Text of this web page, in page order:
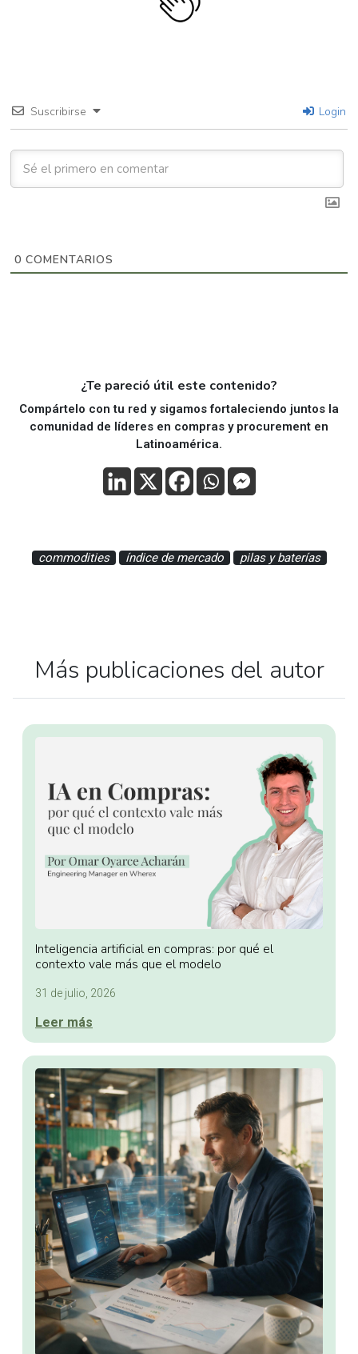
Suscribirse Login
0 COMENTARIOS
¿Te pareció útil este contenido?
Compártelo con tu red y sigamos fortaleciendo juntos la
comunidad de líderes en compras y procurement en
Latinoamérica.
commodities índice de mercado pilas y baterías
Más publicaciones del autor
Inteligencia artificial en compras: por qué el
contexto vale más que el modelo
31 de julio, 2026
Leer más